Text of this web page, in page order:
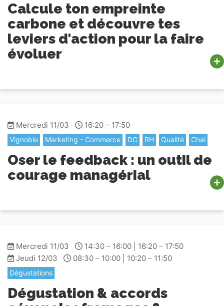
Calcule ton empreinte
carbone et découvre tes
leviers d'action pour la faire
évoluer
Mercredi 11/03 16:20 – 17:50
Vignoble Marketing - Commerce DG RH Qualité Chai
Oser le feedback : un outil de
courage managérial
Mercredi 11/03
14:30 – 16:00 | 16:20 – 17:50
Jeudi 12/03
08:30 – 10:00 | 10:20 – 11:50
Dégustations
Dégustation & accords